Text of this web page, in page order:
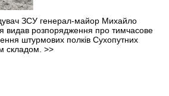
ЗСУ генерал-майор Михайло
видав розпорядження про тимчасове
штурмових полків Сухопутних
складом. >>